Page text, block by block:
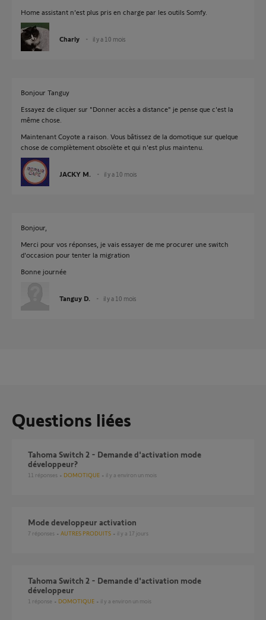
Home assistant n'est plus pris en charge par les outils Somfy.
Charly il y a 10 mois
Bonjour Tanguy
Essayez de cliquer sur "Donner accès a distance" je pense que c'est la
même chose.
Maintenant Coyote a raison. Vous bâtissez de la domotique sur quelque
chose de complètement obsolète et qui n'est plus maintenu.
JACKY M. il y a 10 mois
Bonjour,
Merci pour vos réponses, je vais essayer de me procurer une switch
d'occasion pour tenter la migration
Bonne journée
Tanguy D. il y a 10 mois
Questions liées
Tahoma Switch 2 - Demande d'activation mode
développeur?
11 réponses DOMOTIQUE il y a environ un mois
mode developpeur activation
7 réponses AUTRES PRODUITS il y a 17 jours
Tahoma Switch 2 - Demande d'activation mode
développeur
1 réponse DOMOTIQUE il y a environ un mois